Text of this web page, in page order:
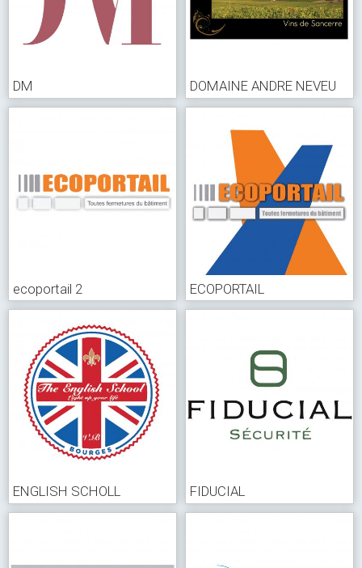
DM DOMAINE ANDRE NEVEU
ecoportail 2 ECOPORTAIL
ENGLISH SCHOLL FIDUCIAL